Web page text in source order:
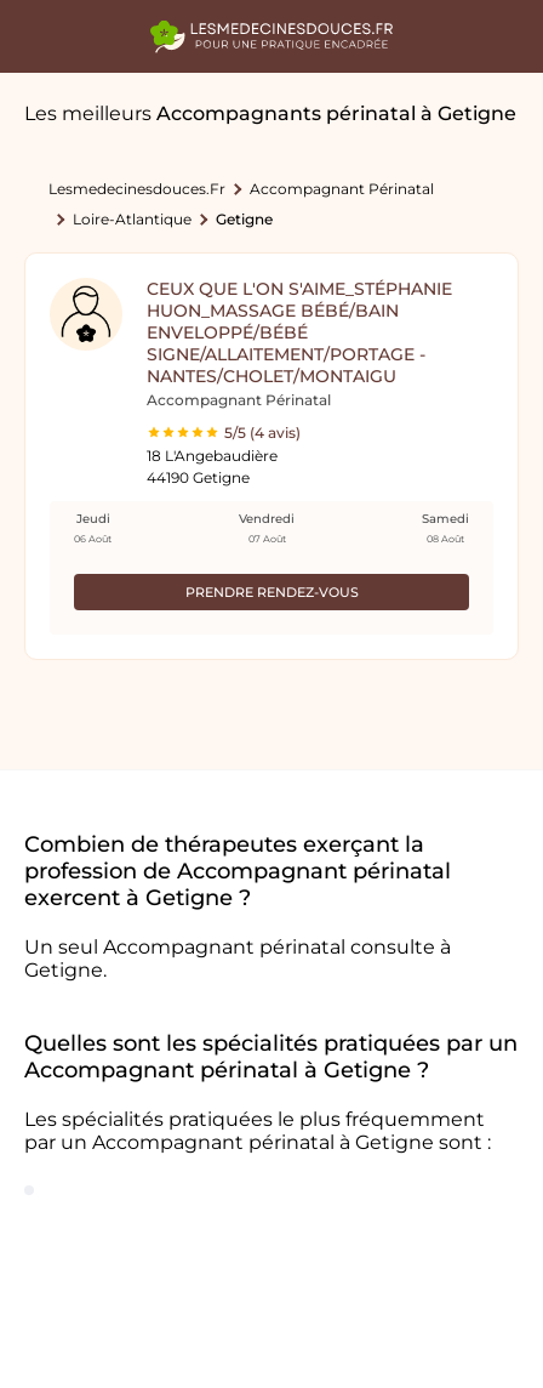
Les meilleurs Accompagnants périnatal à Getigne
Lesmedecinesdouces.fr
Accompagnant Périnatal
Loire-Atlantique
Getigne
CEUX QUE L'ON S'AIME_STÉPHANIE
HUON_MASSAGE BÉBÉ/BAIN
ENVELOPPÉ/BÉBÉ
SIGNE/ALLAITEMENT/PORTAGE -
NANTES/CHOLET/MONTAIGU
Accompagnant Périnatal
5/5 (4 avis)
18 L'Angebaudière
44190 Getigne
PRENDRE RENDEZ-VOUS
Jeudi
06 Août
Vendredi
07 Août
Samedi
08 Août
Combien de thérapeutes exerçant la
profession de Accompagnant périnatal
exercent à Getigne ?
Un seul Accompagnant périnatal consulte à
Getigne.
Quelles sont les spécialités pratiquées par un
Accompagnant périnatal à Getigne ?
Les spécialités pratiquées le plus fréquemment
par un Accompagnant périnatal à Getigne sont :